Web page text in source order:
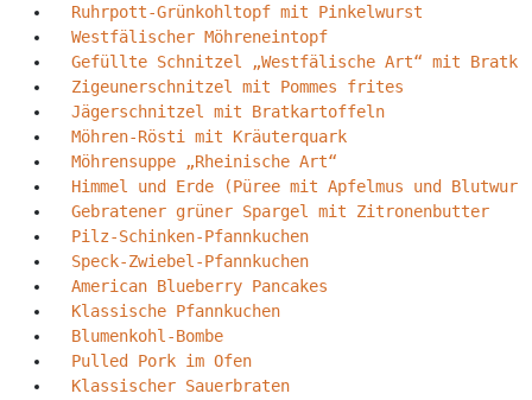
Ruhrpott-Grünkohltopf mit Pinkelwurst
Westfälischer Möhreneintopf
Gefüllte Schnitzel „Westfälische Art“ mit
Zigeunerschnitzel mit Pommes frites
Jägerschnitzel mit Bratkartoffeln
Möhren-Rösti mit Kräuterquark
Möhrensuppe „Rheinische Art“
Himmel und Erde (Püree mit Apfelmus und
Gebratener grüner Spargel mit Zitronenbutter
Pilz-Schinken-Pfannkuchen
Speck-Zwiebel-Pfannkuchen
American Blueberry Pancakes
Klassische Pfannkuchen
Blumenkohl-Bombe
Pulled Pork im Ofen
Klassischer Sauerbraten